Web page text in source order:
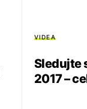
VIDEA
Sledujte
2017 –